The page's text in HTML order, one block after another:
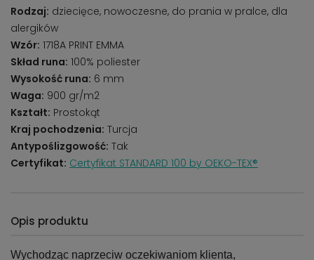
Rodzaj: dziecięce, nowoczesne, do prania w pralce, dla
alergików
Wzór: 1718A PRINT EMMA
Skład runa: 100% poliester
Wysokość runa: 6 mm
Waga: 900 gr/m2
Kształt: Prostokąt
Kraj pochodzenia: Turcja
Antypoślizgowość: Tak
Certyfikat: Certyfikat STANDARD 100 by OEKO-TEX®
Opis produktu
Wychodząc naprzeciw oczekiwaniom klienta,